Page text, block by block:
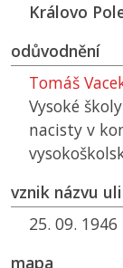
Královo
odůvodnění
Tomáš
Vysoké
nacisty v
vznik názvu
25. 09. 1946
mapa